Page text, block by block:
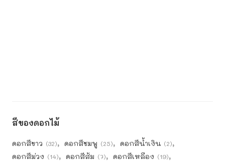
สีของดอกไม้
ดอกสีขาว (32) ดอกสีชมพู (25) ดอกสีน้ำเงิน (2)
ดอกสีม่วง (14) ดอกสีส้ม (7) ดอกสีเหลือง (19)